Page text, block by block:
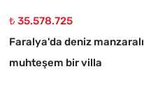
₺ 35.578.725
Faralya'da deniz manzaralı
muhteşem bir villa